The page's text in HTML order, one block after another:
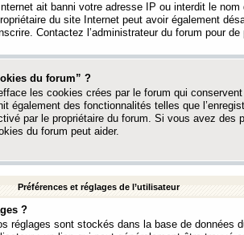
ait banni votre adresse IP ou interdit le nom
du site Internet peut avoir également
Contactez l’administrateur du forum pour de
du forum” ?
les cookies crées par le forum qui
également des fonctionnalités telles que
par le propriétaire du forum. Si vous avez des
du forum peut aider.
Préférences et réglages de l’utilisateur
?
réglages sont stockés dans la base de données